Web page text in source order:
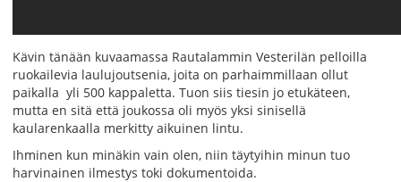
Kävin tänään kuvaamassa Rautalammin Vesterilän pelloilla
ruokailevia laulujoutsenia, joita on parhaimmillaan ollut
paikalla yli 500 kappaletta. Tuon siis tiesin jo etukäteen,
mutta en sitä että joukossa oli myös yksi sinisellä
kaularenkaalla merkitty aikuinen lintu.
Ihminen kun minäkin vain olen, niin täytyihin minun tuo
harvinainen ilmestys toki dokumentoida.